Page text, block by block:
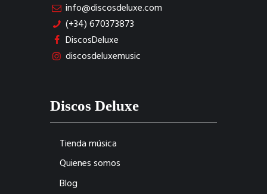
info@discosdeluxe.com
(+34) 670373873
DiscosDeluxe
discosdeluxemusic
Discos Deluxe
Tienda música
Quienes somos
Blog